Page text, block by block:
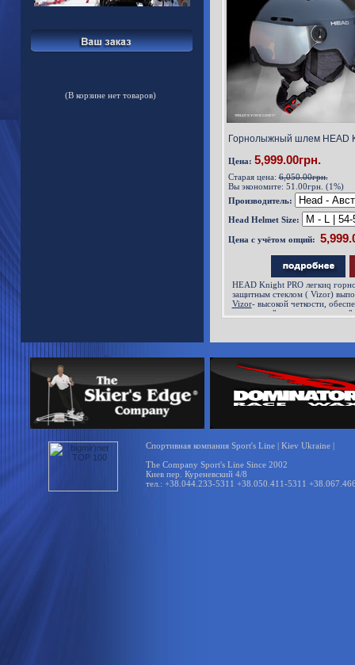
(В корзине нет товаров)
Горнолыжный шлем HEAD
Цена: 5,999.00грн.
Старая цена:6,050.00грн.
Вы экономите: 51.00грн. (1%)
Производитель:
Head Helmet Size:
Цена с учётом опций:
HEAD Knight PRO легкиq
защитным стеклом ( Vizor)
Vizor- высокой четкости,
видения и "прорисовку
Спортивная компания Sport's Line | Kiev Ukraine |
The Company Sport's Line Since 2002
Киев пер. Куреневский 4/8
тел.: +38.044.233-5311 +38.050.411-5311